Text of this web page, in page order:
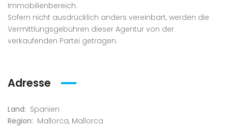
Immobilienbereich.
Sofern nicht ausdrücklich anders vereinbart, werden die
Vermittlungsgebühren dieser Agentur von der
verkaufenden Partei getragen.
Adresse
Land: Spanien
Region: Mallorca, Mallorca